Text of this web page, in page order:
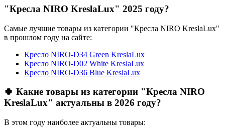
"Кресла NIRO KreslaLux" 2025 году?
Самые лучшие товары из категории "Кресла NIRO KreslaLux"
в прошлом году на сайте:
Кресло NIRO-D34 Green KreslaLux
Кресло NIRO-D02 White KreslaLux
Кресло NIRO-D36 Blue KreslaLux
🍀 Какие товары из категории "Кресла NIRO
KreslaLux" актуальны в 2026 году?
В этом году наиболее актуальны товары: